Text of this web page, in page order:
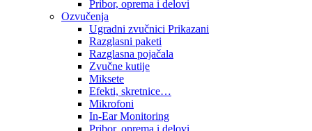
Pribor, oprema i delovi
Ozvučenja
Ugradni zvučnici Prikazani
Razglasni paketi
Razglasna pojačala
Zvučne kutije
Miksete
Efekti, skretnice…
Mikrofoni
In-Ear Monitoring
Pribor, oprema i delovi